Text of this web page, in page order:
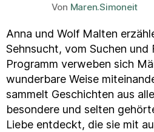
Beitragsautor
Von Maren.Simoneit
Anna und Wolf Malten
Sehnsucht, vom Suchen und
Programm verweben sich
wunderbare Weise
sammelt Geschichten aus
besondere und selten
Liebe entdeckt, die sie mit